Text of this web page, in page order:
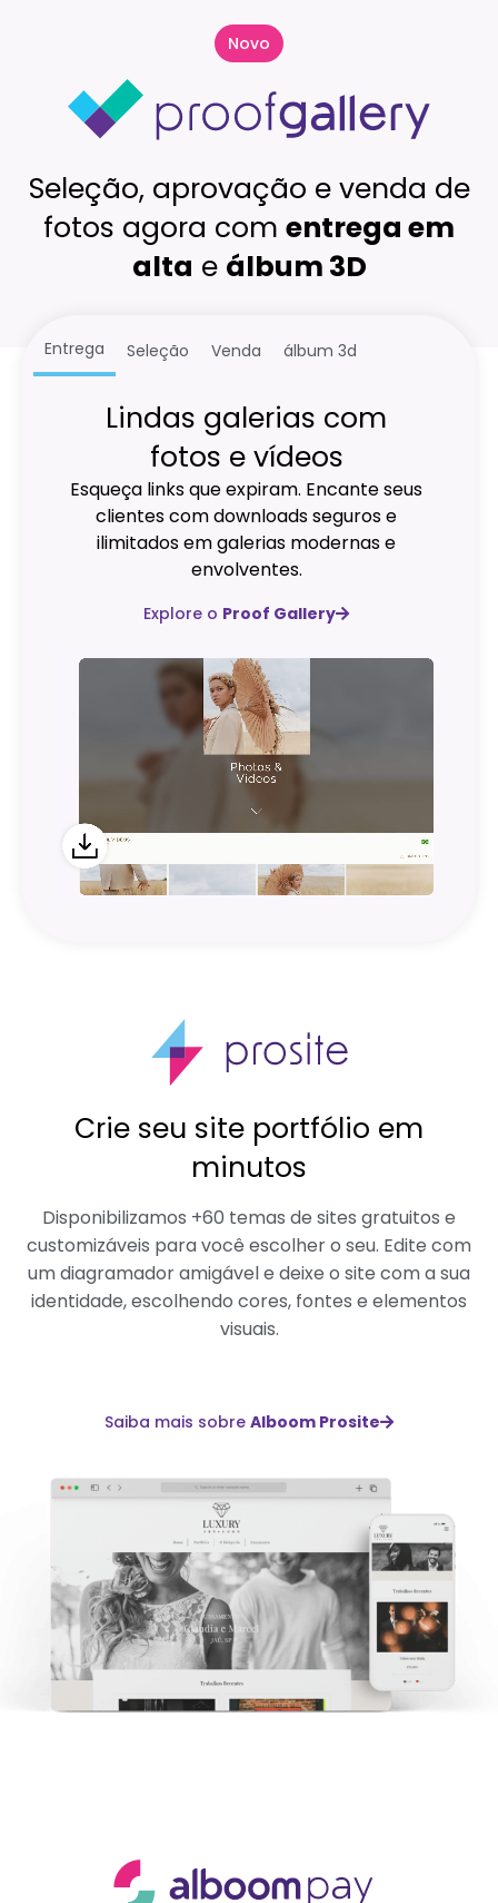
Novo
Seleção, aprovação e venda de
fotos agora com entrega em
alta e álbum 3D
Entrega Seleção Venda álbum 3d
Lindas galerias com
fotos e vídeos
Esqueça links que expiram. Encante seus
clientes com downloads seguros e
ilimitados em galerias modernas e
envolventes.
Explore o Proof Gallery
Crie seu site portfólio em
minutos
Disponibilizamos +60 temas de sites gratuitos e
customizáveis para você escolher o seu. Edite com
um diagramador amigável e deixe o site com a sua
identidade, escolhendo cores, fontes e elementos
visuais.
Saiba mais sobre Alboom Prosite